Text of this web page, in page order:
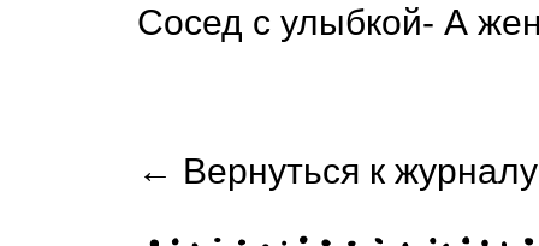
Сосед с улыбкой- А
← Вернуться к